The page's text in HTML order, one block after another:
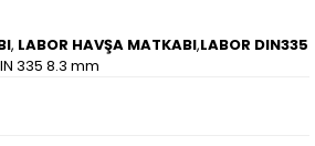
, LABOR HAVŞA MATKABI,LABOR DIN335
335 8.3 mm